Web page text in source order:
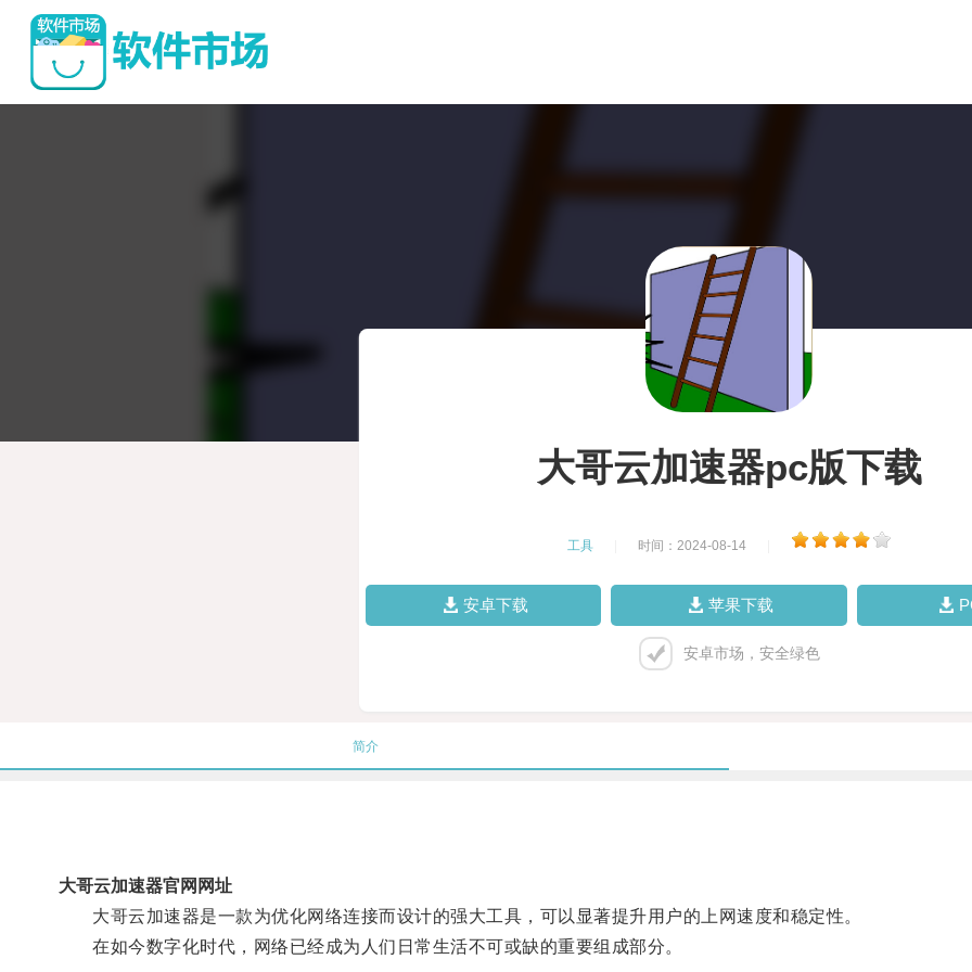
大哥云加速器pc版下载
工具 时间：2024-08-14
安卓下载 苹果下载
安卓市场，安全绿色
简介
大哥云加速器官网网址
大哥云加速器是一款为优化网络连接而设计的强大工具，可以显著提升用户的上网速度和稳定性。
在如今数字化时代，网络已经成为人们日常生活不可或缺的重要组成部分。